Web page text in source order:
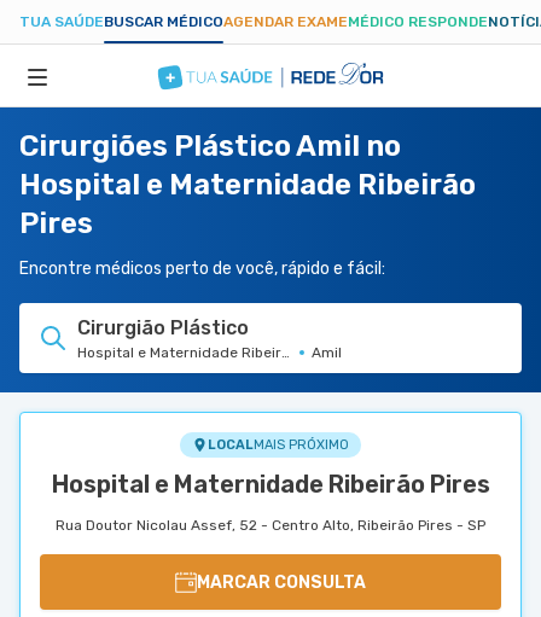
TUA SAÚDEBUSCAR MÉDICOAGENDAR EXAMEMÉDICO RESPONDE
ESPECIALIDADES
HOSPITAIS
TUASAUDE.COM
Cirurgiões Plástico Amil no
Hospital e Maternidade Ribeirão
Pires
Encontre médicos perto de você, rápido e fácil:
Cirurgião Plástico
Hospital e Maternidade Ribeirão Pires
Amil
LOCALMAIS PRÓXIMO
Hospital e Maternidade Ribeirão Pires
Rua Doutor Nicolau Assef, 52 - Centro Alto, Ribeirão Pires - SP
MARCAR CONSULTA